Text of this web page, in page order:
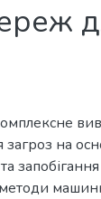
загроз на